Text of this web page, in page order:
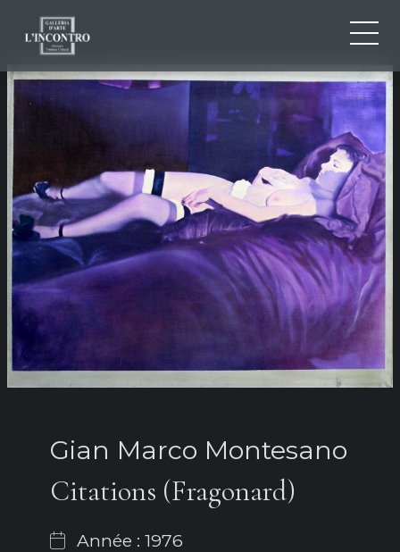
IT
EN
FR
QUI SOMMES-NOU
NEWS ED EVENTS
ARTISTES ET ŒUVRES
EXPOSITIONS
CONTACTS
Gian Marco Montesano
Citations (Fragonard)
Année : 1976